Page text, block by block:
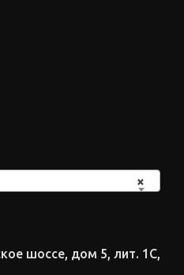
×
шоссе, дом 5, лит. 1С,